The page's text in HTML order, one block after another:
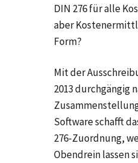
DIN 276 für alle
aber
Form?
Mit der
2013 durchgängig
Software schafft
276-Zuordnung,
Obendrein lassen